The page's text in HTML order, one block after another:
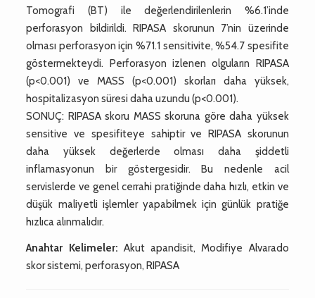
Tomografi (BT) ile değerlendirilenlerin %6.1’inde
perforasyon bildirildi. RIPASA skorunun 7’nin üzerinde
olması perforasyon için %71.1 sensitivite, %54.7 spesifite
göstermekteydi. Perforasyon izlenen olguların RIPASA
(p<0.001) ve MASS (p<0.001) skorları daha yüksek,
hospitalizasyon süresi daha uzundu (p<0.001).
SONUÇ: RIPASA skoru MASS skoruna göre daha yüksek
sensitive ve spesifiteye sahiptir ve RIPASA skorunun
daha yüksek değerlerde olması daha şiddetli
inflamasyonun bir göstergesidir. Bu nedenle acil
servislerde ve genel cerrahi pratiğinde daha hızlı, etkin ve
düşük maliyetli işlemler yapabilmek için günlük pratiğe
hızlıca alınmalıdır.
Anahtar Kelimeler: Akut apandisit, Modifiye Alvarado
skor sistemi, perforasyon, RIPASA